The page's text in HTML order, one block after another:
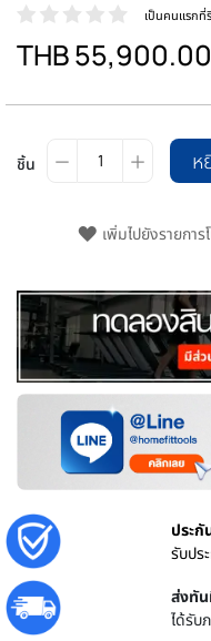
เป็นคนแรกที่
THB 55,900.00
ชิ้น ห
เพิ่มไปยังรายการ
ประ
รับปร
ส่งทั
ได้รับ